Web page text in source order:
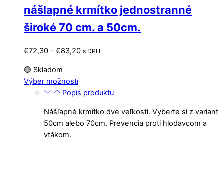
nášlapné krmítko jednostranné
široké 70 cm. a 50cm.
€72,30 – €83,20Price
€83,20
s DPH
🟢 Skladom
Výber možnostíTento
produkt
viacero
variantov.
Popis produktu
Nášľapné krmítko dve veľkosti. Vyberte si z variant
50cm alebo 70cm. Prevencia proti hlodavcom a
vtákom.